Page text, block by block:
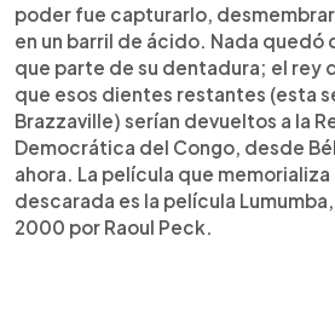
poder fue capturarlo,
en un barril de ácido. Nada quedó
que parte de su dentadura; el rey
que esos dientes restantes (esta
Brazzaville) serían devueltos a la
Democrática del Congo, desde
ahora. La película que
descarada es la película
2000 por Raoul Peck.